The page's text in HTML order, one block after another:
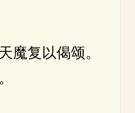
复以偈颂。